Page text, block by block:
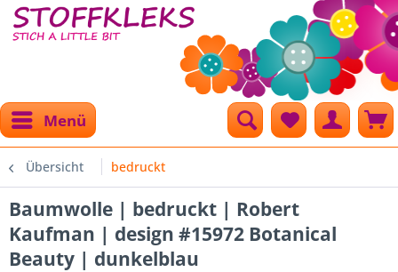
Menü
Übersicht bedruckt
Baumwolle | bedruckt | Robert
Kaufman | design #15972 Botanical
Beauty | dunkelblau